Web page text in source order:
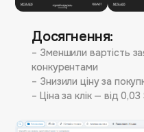
Досягнення:
– Зменшили вартість
конкурентами
– Знизили ціну за
– Ціна за клік — від 0,03